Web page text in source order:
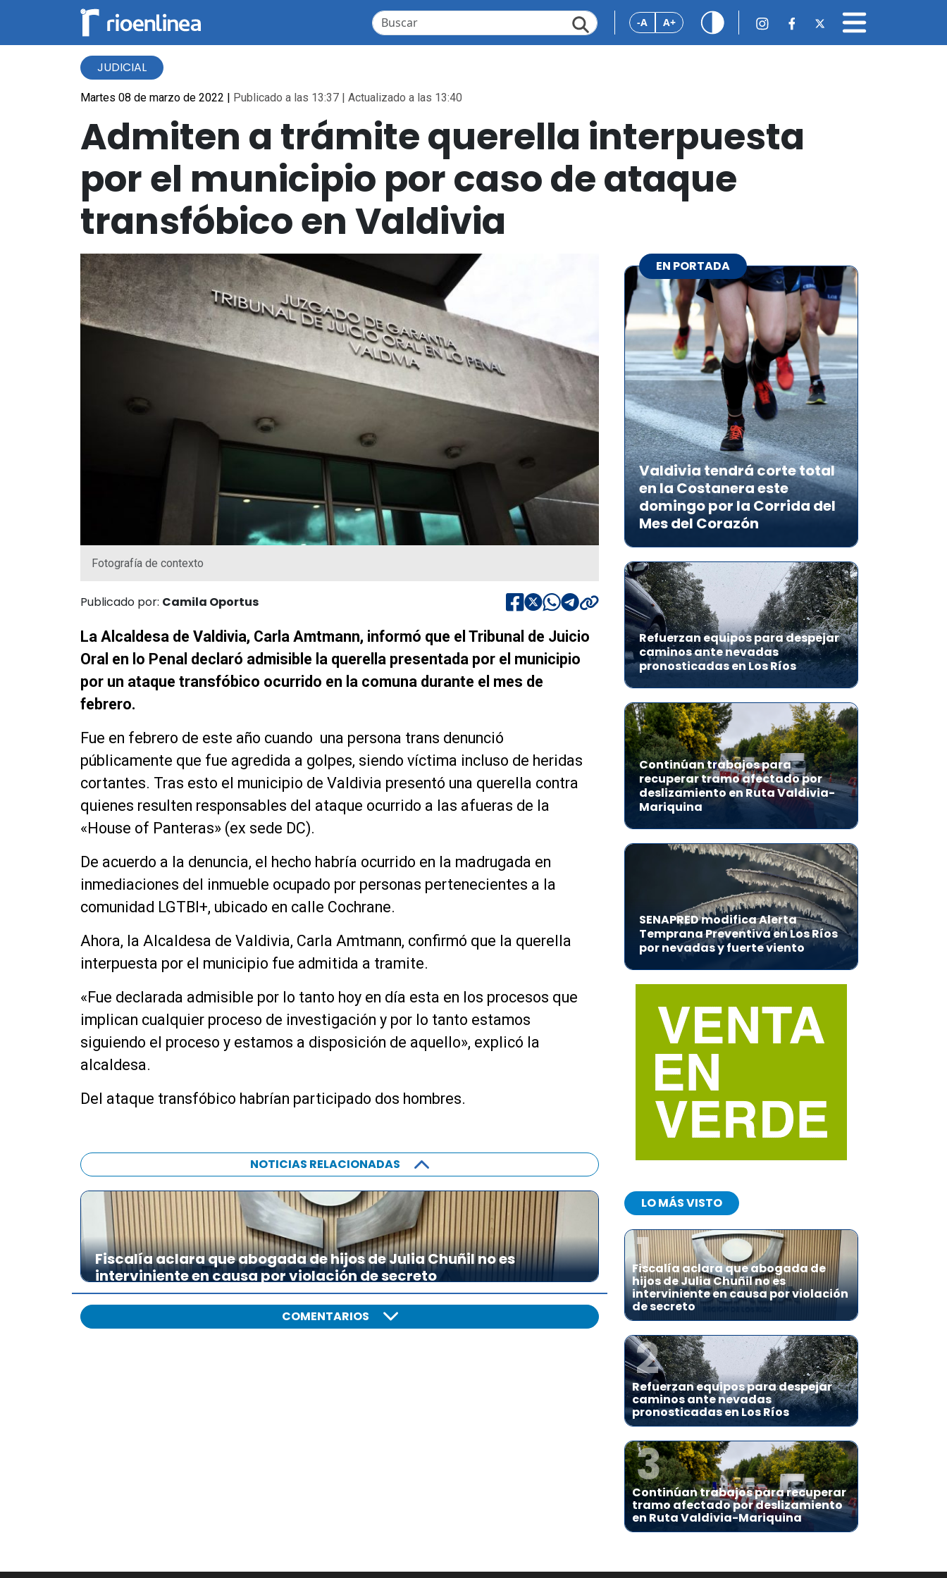
-A A+
JUDICIAL
Martes 08 de marzo de 2022 | Publicado a las 13:37 | Actualizado a las 13:40
Admiten a trámite querella interpuesta
por el municipio por caso de ataque
transfóbico en Valdivia
Fotografía de contexto
Publicado por: Camila Oportus
La Alcaldesa de Valdivia, Carla Amtmann, informó que el Tribunal de Juicio
Oral en lo Penal declaró admisible la querella presentada por el municipio
por un ataque transfóbico ocurrido en la comuna durante el mes de
febrero.
Fue en febrero de este año cuando una persona trans denunció
públicamente que fue agredida a golpes, siendo víctima incluso de heridas
cortantes. Tras esto el municipio de Valdivia presentó una querella contra
quienes resulten responsables del ataque ocurrido a las afueras de la
«House of Panteras» (ex sede DC).
De acuerdo a la denuncia, el hecho habría ocurrido en la madrugada en
inmediaciones del inmueble ocupado por personas pertenecientes a la
comunidad LGTBI+, ubicado en calle Cochrane.
Ahora, la Alcaldesa de Valdivia, Carla Amtmann, confirmó que la querella
interpuesta por el municipio fue admitida a tramite.
«Fue declarada admisible por lo tanto hoy en día esta en los procesos que
implican cualquier proceso de investigación y por lo tanto estamos
siguiendo el proceso y estamos a disposición de aquello», explicó la
alcaldesa.
Del ataque transfóbico habrían participado dos hombres.
NOTICIAS RELACIONADAS
Fiscalía aclara que abogada de hijos de Julia Chuñil no es
interviniente en causa por violación de secreto
COMENTARIOS
EN PORTADA
Valdivia tendrá corte total
en la Costanera este
domingo por la Corrida del
Mes del Corazón
Refuerzan equipos para despejar
caminos ante nevadas
pronosticadas en Los Ríos
Continúan trabajos para
recuperar tramo afectado por
deslizamiento en Ruta Valdivia-
Mariquina
SENAPRED modifica Alerta
Temprana Preventiva en Los Ríos
por nevadas y fuerte viento
LO MÁS VISTO
1
Fiscalía aclara que abogada de
hijos de Julia Chuñil no es
interviniente en causa por violación
de secreto
2
Refuerzan equipos para despejar
caminos ante nevadas
pronosticadas en Los Ríos
3
Continúan trabajos para recuperar
tramo afectado por deslizamiento
en Ruta Valdivia-Mariquina